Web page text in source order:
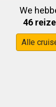
We
46
Alle